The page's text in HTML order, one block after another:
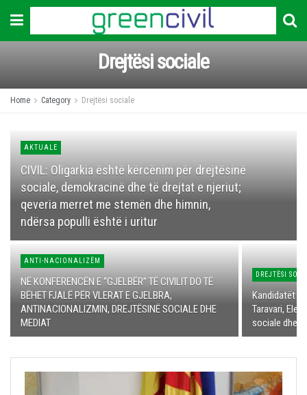
Drejtësi sociale
Home Category Drejtësi sociale
AKTUALE
CIVIL: Oligarkia është kërcënim për drejtësinë
sociale, demokracinë dhe të drejtat e njeriut;
qeveria merret me stemën dhe himnin,
ndërsa populli është i uritur
ANTI-NACIONALIZËM
NË KONFERENCËN E “GJELBËR” TË CIVILIT DO TË
BËHET FJALË PËR VLERAT E GJELBRA,
ANTINACIONALIZMIN, DREJTËSINË SOCIALE DHE
MEDIAT
DREJTËSI
Kandidatët
Taravari,
sociale dhe